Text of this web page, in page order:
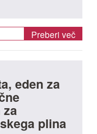
Preberi več
eden za
plina